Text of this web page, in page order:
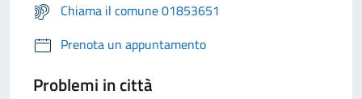
Chiama il comune 01853651
Prenota un appuntamento
Problemi in città